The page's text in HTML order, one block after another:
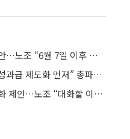
삼성전자, 노조에 재차 대화 제안…노조 “6월 7일 이후 협의 의사”
정부·삼전 “대화하자”…노조 “성과급 제도화 먼저” 총파업 강행 방침
정부·삼성전자, 노조에 추가 대화 제안…노조 “대화할 이유 없어”